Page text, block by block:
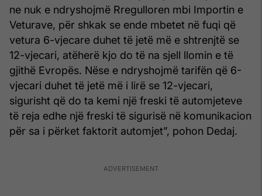
ne nuk e ndryshojmë Rregulloren mbi Importin e
Veturave, për shkak se ende mbetet në fuqi që
vetura 6-vjecare duhet të jetë më e shtrenjtë se
12-vjecari, atëherë kjo do të na sjell llomin e të
gjithë Evropës. Nëse e ndryshojmë tarifën që 6-
vjecari duhet të jetë më i lirë se 12-vjecari,
sigurisht që do ta kemi një freski të automjeteve
të reja edhe një freski të sigurisë në komunikacion
për sa i përket faktorit automjet”, pohon Dedaj.